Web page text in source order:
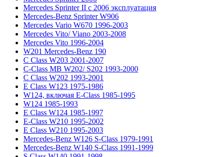
Mercedes Sprinter II с 2006 эксплуатация
Mercedes-Benz Sprinter W906
Mercedes Vario W670 1996-2003
Mercedes Vito/ Viano 2003-2008
Mercedes Vito 1996-2004
W201 Mercedes-Benz 190
C Class W203 2001-2007
C-Class MB W202/ S202 1993-2000
C Class W202 1993-2001
E Class W123 1975-1986
W124, включая E-Class 1985-1995
W124 1985-1993
E Class W124 1985-1997
E-Class W210 1995-2002
E Class W210 1995-2003
Mercedes-Benz W126 S-Class 1979-1991
Mercedes-Benz W140 S-Class 1991-1999